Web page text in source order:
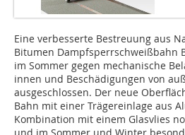
Eine verbesserte Bestreuung aus
Bitumen Dampfsperrschweißbahn
im Sommer gegen mechanische
innen und Beschädigungen von
ausgeschlossen. Der neue
Bahn mit einer Trägereinlage aus
Kombination mit einem Glasvlies